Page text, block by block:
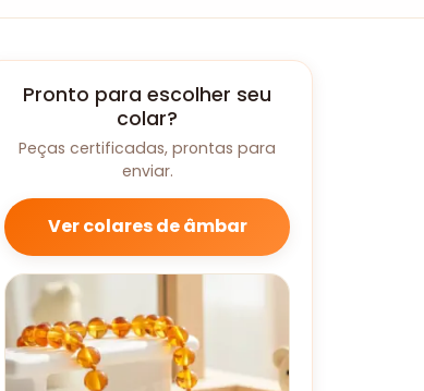
Pronto para escolher seu
colar?
Peças certificadas, prontas para
enviar.
Ver colares de âmbar